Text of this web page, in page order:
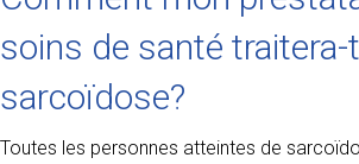
soins de santé traitera-
sarcoïdose?
Toutes les personnes atteintes de